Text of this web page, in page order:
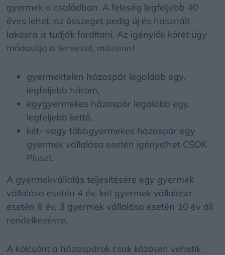
gyermek a családban. A feleség legfeljebb 40
éves lehet, az összeget pedig új és használt
lakásra is tudják fordítani. Az igénylők körét úgy
módosítja a tervezet, miszerint
gyermektelen házaspár legalább egy,
legfeljebb három,
egygyermekes házaspár legalább egy,
legfeljebb kettő,
két- vagy többgyermekes házaspár egy
gyermek vállalása esetén igényelhet CSOK
Pluszt.
A gyermekvállalás teljesítésére egy gyermek
vállalása esetén 4 év, két gyermek vállalása
esetén 8 év, 3 gyermek vállalása esetén 10 év áll
rendelkezésre.
A kölcsönt a házaspárok csak közösen vehetik